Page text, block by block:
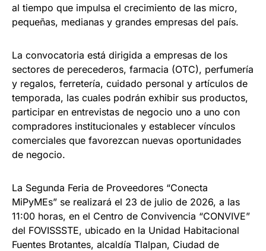
al tiempo que impulsa el crecimiento de las micro,
pequeñas, medianas y grandes empresas del país.
La convocatoria está dirigida a empresas de los
sectores de perecederos, farmacia (OTC), perfumería
y regalos, ferretería, cuidado personal y artículos de
temporada, las cuales podrán exhibir sus productos,
participar en entrevistas de negocio uno a uno con
compradores institucionales y establecer vínculos
comerciales que favorezcan nuevas oportunidades
de negocio.
La Segunda Feria de Proveedores “Conecta
MiPyMEs” se realizará el 23 de julio de 2026, a las
11:00 horas, en el Centro de Convivencia “CONVIVE”
del FOVISSSTE, ubicado en la Unidad Habitacional
Fuentes Brotantes, alcaldía Tlalpan, Ciudad de